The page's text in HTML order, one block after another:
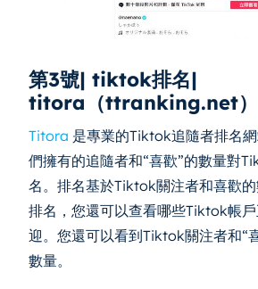
第3號| tiktok排名|
titora（ttranking.net）
Titora 是專業的Tiktok追隨者排名
們擁有的追隨者和“喜歡”的數量對
名。排名基於Tiktok關注者和喜歡
排名，您還可以查看哪些Tiktok帳
迎。您還可以看到Tiktok關注者和“
數量。